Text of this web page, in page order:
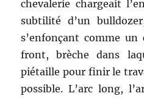
chevalerie chargeait
subtilité d’un
s’enfonçant comme
front, brèche dans
piétaille pour finir le
possible. L’arc long,